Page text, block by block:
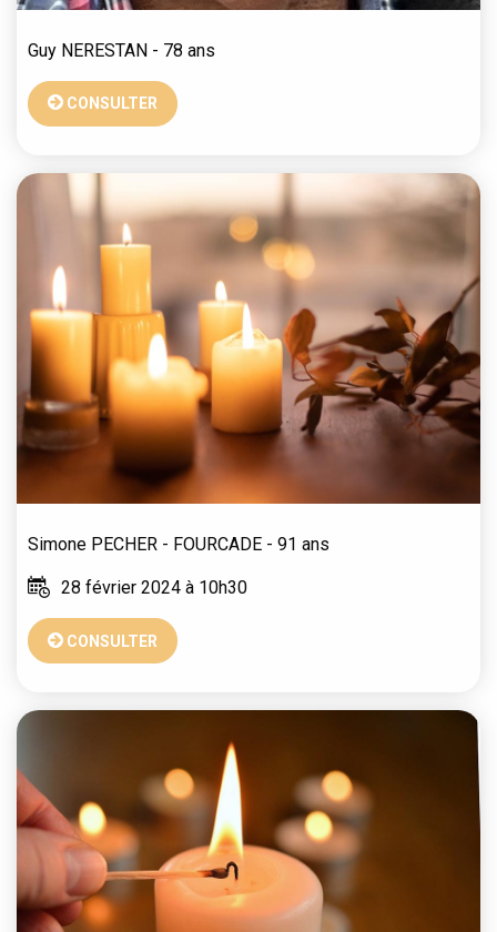
Guy NERESTAN - 78 ans
CONSULTER
Simone PECHER - FOURCADE - 91 ans
28 février 2024 à 10h30
CONSULTER